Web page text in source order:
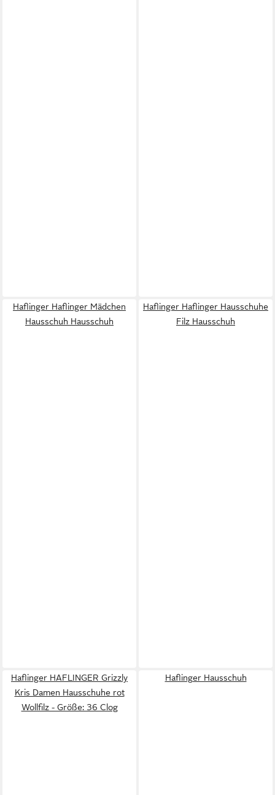
Haflinger Haflinger Mädchen
Hausschuh Hausschuh
Haflinger Haflinger Hausschuhe
Filz Hausschuh
Haflinger HAFLINGER Grizzly
Kris Damen Hausschuhe rot
Wollfilz - Größe: 36 Clog
Haflinger Hausschuh